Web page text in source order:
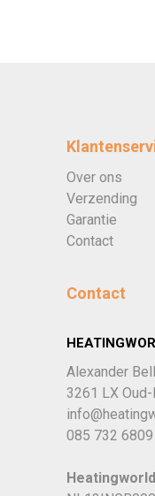
Over ons
Verzending
Garantie
Contact
Contact
Alexander
3261 LX
085 732 6809